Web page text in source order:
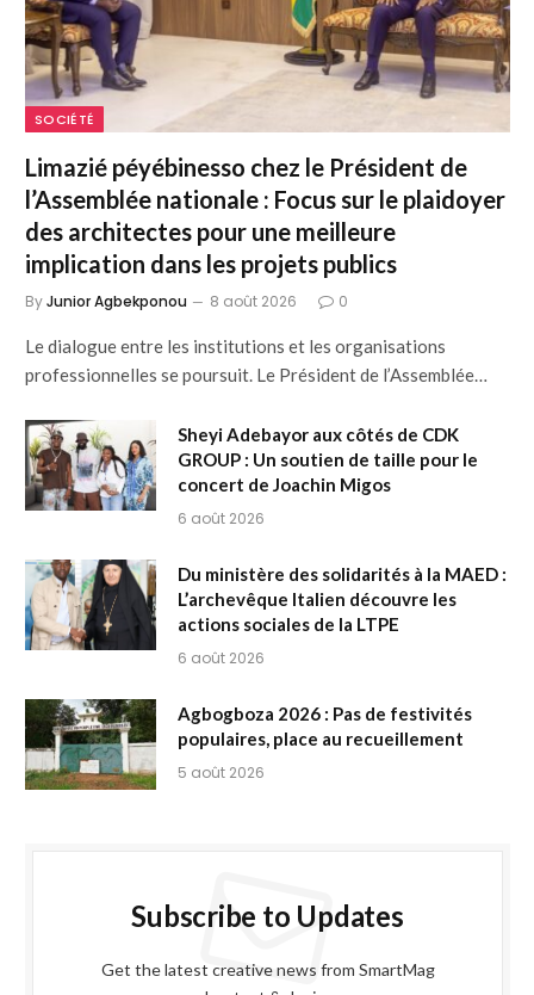
SOCIÉTÉ
Limazié péyébinesso chez le Président de
l’Assemblée nationale : Focus sur le plaidoyer
des architectes pour une meilleure
implication dans les projets publics
ByJunior Agbekponou 8 août 2026 0
Le dialogue entre les institutions et les organisations
professionnelles se poursuit. Le Président de l’Assemblée…
Sheyi Adebayor aux côtés de CDK
GROUP : Un soutien de taille pour le
concert de Joachin Migos
6 août 2026
Du ministère des solidarités à la MAED :
L’archevêque Italien découvre les
actions sociales de la LTPE
6 août 2026
Agbogboza 2026 : Pas de festivités
populaires, place au recueillement
5 août 2026
Subscribe to Updates
Get the latest creative news from SmartMag